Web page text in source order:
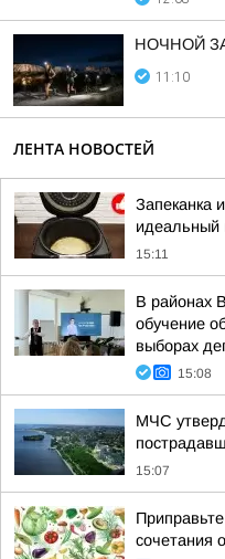
НОЧНОЙ
11:10
ЛЕНТА НОВОСТЕЙ
Запеканка
идеальный
15:11
В районах
обучение
выборах
15:08
МЧС
15:07
сочетания